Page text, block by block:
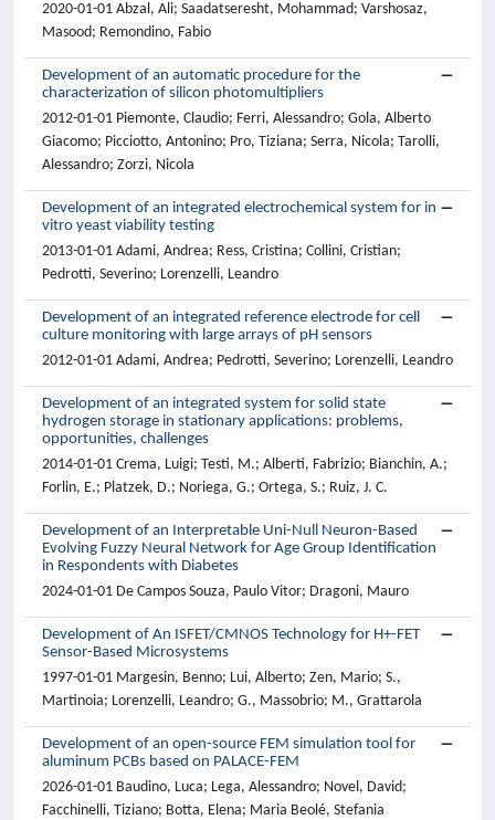
2020-01-01 Abzal, Ali; Saadatseresht, Mohammad; Varshosaz,
Masood; Remondino, Fabio
Development of an automatic procedure for the
characterization of silicon photomultipliers
2012-01-01 Piemonte, Claudio; Ferri, Alessandro; Gola, Alberto
Giacomo; Picciotto, Antonino; Pro, Tiziana; Serra, Nicola; Tarolli,
Alessandro; Zorzi, Nicola
Development of an integrated electrochemical system for in
vitro yeast viability testing
2013-01-01 Adami, Andrea; Ress, Cristina; Collini, Cristian;
Pedrotti, Severino; Lorenzelli, Leandro
Development of an integrated reference electrode for cell
culture monitoring with large arrays of pH sensors
2012-01-01 Adami, Andrea; Pedrotti, Severino; Lorenzelli, Leandro
Development of an integrated system for solid state
hydrogen storage in stationary applications: problems,
opportunities, challenges
2014-01-01 Crema, Luigi; Testi, M.; Alberti, Fabrizio; Bianchin, A.;
Forlin, E.; Platzek, D.; Noriega, G.; Ortega, S.; Ruiz, J. C.
Development of an Interpretable Uni-Null Neuron-Based
Evolving Fuzzy Neural Network for Age Group Identification
in Respondents with Diabetes
2024-01-01 De Campos Souza, Paulo Vitor; Dragoni, Mauro
Development of An ISFET/CMNOS Technology for H+-FET
Sensor-Based Microsystems
1997-01-01 Margesin, Benno; Lui, Alberto; Zen, Mario; S.,
Martinoia; Lorenzelli, Leandro; G., Massobrio; M., Grattarola
Development of an open-source FEM simulation tool for
aluminum PCBs based on PALACE-FEM
2026-01-01 Baudino, Luca; Lega, Alessandro; Novel, David;
Facchinelli, Tiziano; Botta, Elena; Maria Beolé, Stefania